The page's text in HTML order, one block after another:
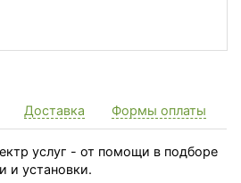
услуг - от помощи в подборе
и установки.
Доставка Формы оплаты